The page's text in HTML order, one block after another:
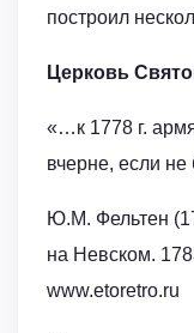
построил
Церковь
«…к 1778 г.
вчерне, если
Ю.М. Фельтен
на Невском.
www.etoretro.ru